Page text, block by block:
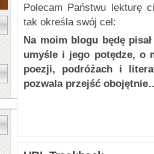
Polecam Państwu lekturę
tak określa swój cel:
Na moim blogu będę
umyśle i jego potędze, o
poezji, podróżach i
pozwala przejść